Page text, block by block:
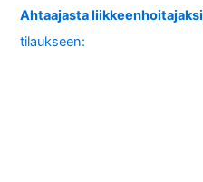
Ahtaajasta liikkeenhoitajaksi
tilaukseen: